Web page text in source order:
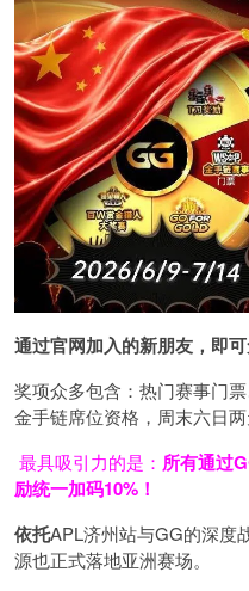
通过官网加入的新朋友，即
奖项众多包含：热门赛事门
金手链席位资格， 周末六日
最具吸引力的是： 所有通过
励统一加码10% ！
依托APL济州站与GG的深度
源也正式落地亚洲赛场。